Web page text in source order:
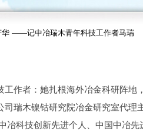
华 ——记中冶瑞木青年科技工作者马瑞
作者：她扎根海外冶金科研阵地
瑞木镍钴研究院冶金研究室代理
科技创新先进个人、中国中冶先